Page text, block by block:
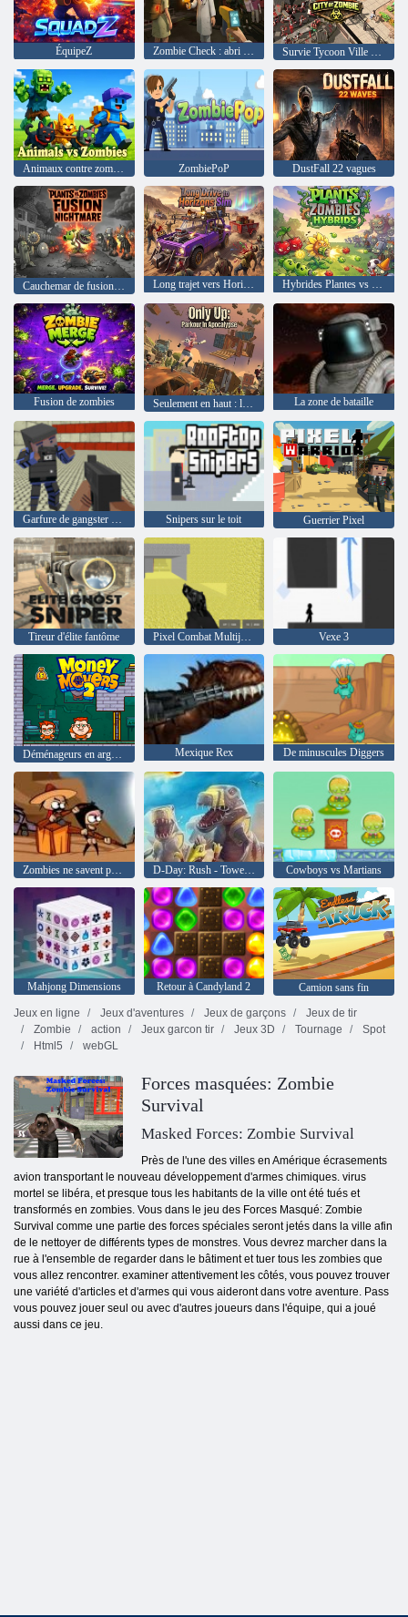
ÉquipeZ Zombie Check : abri de survie Survie Tycoon Ville de Zombie
Animaux contre zombies ZombiePoP DustFall 22 vagues
Long trajet vers Horizons Sim Hybrides Plantes vs Zombies
Fusion de zombies Seulement en haut : le parkour dans l'apocalypse La zone de bataille
Garfure de gangster en bloc Snipers sur le toit Guerrier Pixel
Tireur d'élite fantôme Pixel Combat Multijoueur Vexe 3
Mexique Rex De minuscules Diggers
Zombies ne savent pas sauter D-Day: Rush - Tower Defense Cowboys vs Martians
Mahjong Dimensions Retour à Candyland 2
Camion sans fin
Jeux en ligne
Jeux d'aventures Jeux de garçons
Jeux de tir
Zombie
action Jeux garcon tir Jeux 3D Tournage
Spot
Html5
webGL
Forces masquées: Zombie
Survival
Masked Forces: Zombie Survival
Près de l'une des villes en Amérique écrasements
avion transportant le nouveau développement d'armes chimiques. virus
mortel se libéra, et presque tous les habitants de la ville ont été tués et
transformés en zombies. Vous dans le jeu des Forces Masqué: Zombie
Survival comme une partie des forces spéciales seront jetés dans la ville afin
de le nettoyer de différents types de monstres. Vous devrez marcher dans la
rue à l'ensemble de regarder dans le bâtiment et tuer tous les zombies que
vous allez rencontrer. examiner attentivement les côtés, vous pouvez trouver
une variété d'articles et d'armes qui vous aideront dans votre aventure. Pass
vous pouvez jouer seul ou avec d'autres joueurs dans l'équipe, qui a joué
aussi dans ce jeu.